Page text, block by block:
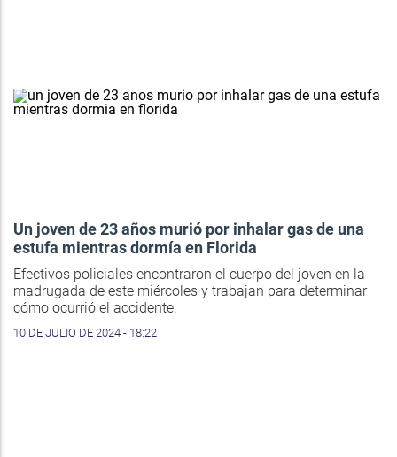
Un joven de 23 años murió por inhalar gas de una
estufa mientras dormía en Florida
Efectivos policiales encontraron el cuerpo del joven en la
madrugada de este miércoles y trabajan para determinar
cómo ocurrió el accidente.
10 DE JULIO DE 2024 - 18:22